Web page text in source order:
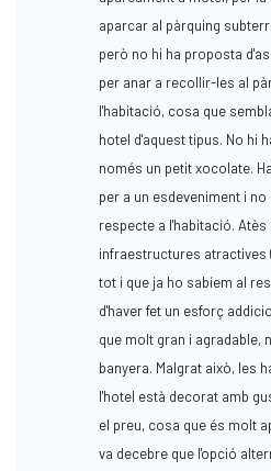
aparcar al pàrquing
però no hi ha proposta
per anar a recollir-les al
l'habitació, cosa que
hotel d'aquest tipus. No hi
només un petit xocolate.
per a un esdeveniment i
respecte a l'habitació.
infraestructures atractives
tot i que ja ho sabíem al
d'haver fet un esforç
que molt gran i agradable,
banyera. Malgrat això, les
l'hotel està decorat amb
el preu, cosa que és molt
va decebre que l'opció